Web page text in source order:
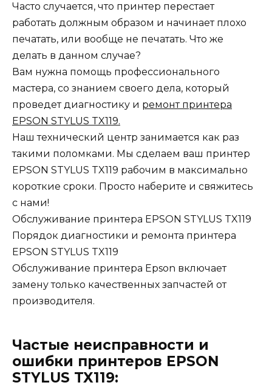
Часто случается, что принтер перестает
работать должным образом и начинает плохо
печатать, или вообще не печатать. Что же
делать в данном случае?
Вам нужна помощь профессионального
мастера, со знанием своего дела, который
проведет диагностику и ремонт принтера
EPSON STYLUS TX119.
Наш технический центр занимается как раз
такими поломками. Мы сделаем ваш принтер
EPSON STYLUS TX119 рабочим в максимально
короткие сроки. Просто наберите и свяжитесь
с нами!
Обслуживание принтера EPSON STYLUS TX119
Порядок диагностики и ремонта принтера
EPSON STYLUS TX119
Обслуживание принтера Epson включает
замену только качественных запчастей от
производителя.
Частые неисправности и
ошибки принтеров EPSON
STYLUS TX119: